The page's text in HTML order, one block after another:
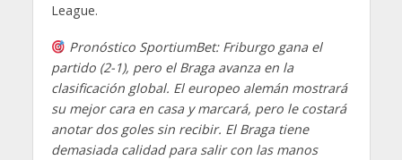
League.
Pronóstico SportiumBet: Friburgo gana el
partido (2-1), pero el Braga avanza en la
clasificación global. El europeo alemán mostrará
su mejor cara en casa y marcará, pero le costará
anotar dos goles sin recibir. El Braga tiene
demasiada calidad para salir con las manos